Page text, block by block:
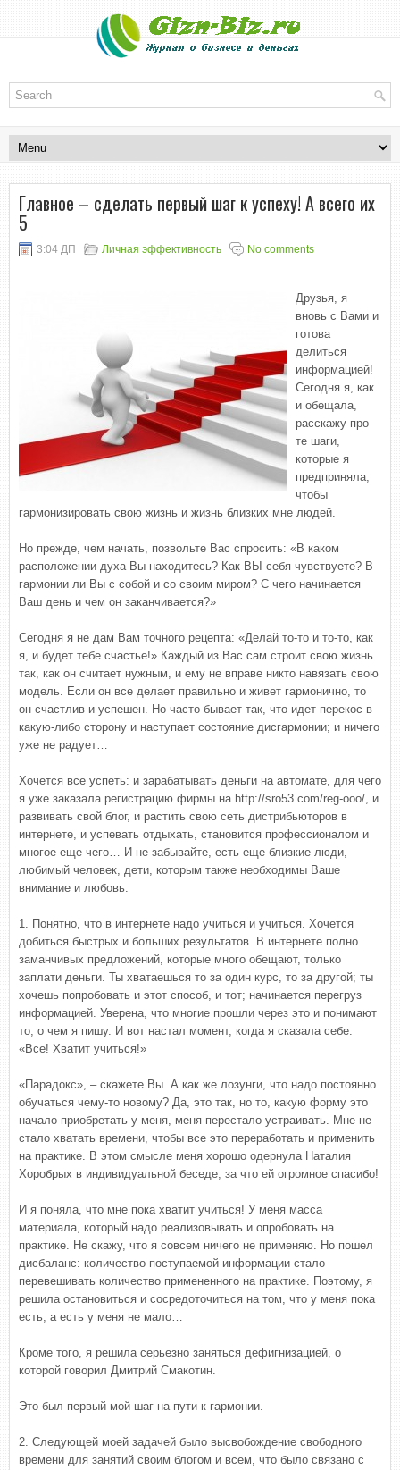
Главное – сделать первый шаг к успеху! А всего их
5
3:04 ДП Личная эффективность No comments
Друзья, я
вновь с Вами и
готова
делиться
информацией!
Сегодня я, как
и обещала,
расскажу про
те шаги,
которые я
предприняла,
чтобы
гармонизировать свою жизнь и жизнь близких мне людей.
Но прежде, чем начать, позвольте Вас спросить: «В каком
расположении духа Вы находитесь? Как ВЫ себя чувствуете? В
гармонии ли Вы с собой и со своим миром? С чего начинается
Ваш день и чем он заканчивается?»
Сегодня я не дам Вам точного рецепта: «Делай то-то и то-то, как
я, и будет тебе счастье!» Каждый из Вас сам строит свою жизнь
так, как он считает нужным, и ему не вправе никто навязать свою
модель. Если он все делает правильно и живет гармонично, то
он счастлив и успешен. Но часто бывает так, что идет перекос в
какую-либо сторону и наступает состояние дисгармонии; и ничего
уже не радует…
Хочется все успеть: и зарабатывать деньги на автомате, для чего
я уже заказала регистрацию фирмы на http://sro53.com/reg-ooo/, и
развивать свой блог, и растить свою сеть дистрибьюторов в
интернете, и успевать отдыхать, становится профессионалом и
многое еще чего… И не забывайте, есть еще близкие люди,
любимый человек, дети, которым также необходимы Ваше
внимание и любовь.
1. Понятно, что в интернете надо учиться и учиться. Хочется
добиться быстрых и больших результатов. В интернете полно
заманчивых предложений, которые много обещают, только
заплати деньги. Ты хватаешься то за один курс, то за другой; ты
хочешь попробовать и этот способ, и тот; начинается перегруз
информацией. Уверена, что многие прошли через это и понимают
то, о чем я пишу. И вот настал момент, когда я сказала себе:
«Все! Хватит учиться!»
«Парадокс», – скажете Вы. А как же лозунги, что надо постоянно
обучаться чему-то новому? Да, это так, но то, какую форму это
начало приобретать у меня, меня перестало устраивать. Мне не
стало хватать времени, чтобы все это переработать и применить
на практике. В этом смысле меня хорошо одернула Наталия
Хоробрых в индивидуальной беседе, за что ей огромное спасибо!
И я поняла, что мне пока хватит учиться! У меня масса
материала, который надо реализовывать и опробовать на
практике. Не скажу, что я совсем ничего не применяю. Но пошел
дисбаланс: количество поступаемой информации стало
перевешивать количество примененного на практике. Поэтому, я
решила остановиться и сосредоточиться на том, что у меня пока
есть, а есть у меня не мало…
Кроме того, я решила серьезно заняться дефигнизацией, о
которой говорил Дмитрий Смакотин.
Это был первый мой шаг на пути к гармонии.
2. Следующей моей задачей было высвобождение свободного
времени для занятий своим блогом и всем, что было связано с